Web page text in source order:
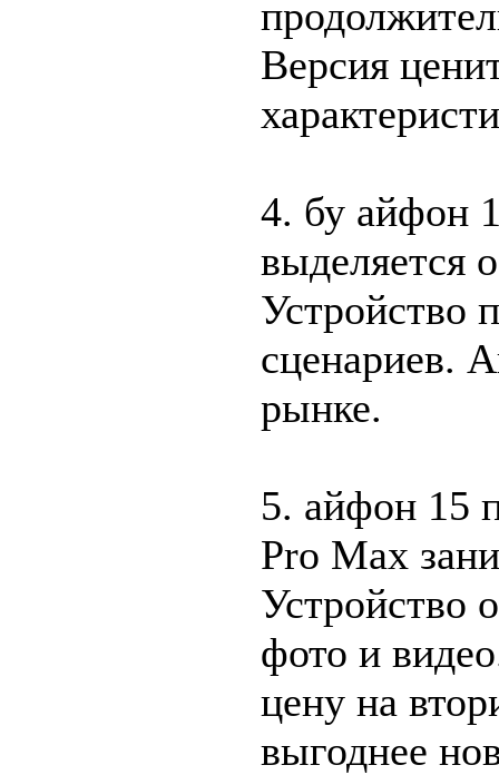
Версия
4. бу айфон
выделяется
Устройство
сценариев.
рынке.
5. айфон 15
Pro Max
Устройство
фото и
цену на
выгоднее